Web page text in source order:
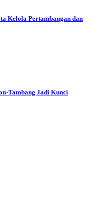
Kelola Pertambangan dan
Tambang Jadi Kunci